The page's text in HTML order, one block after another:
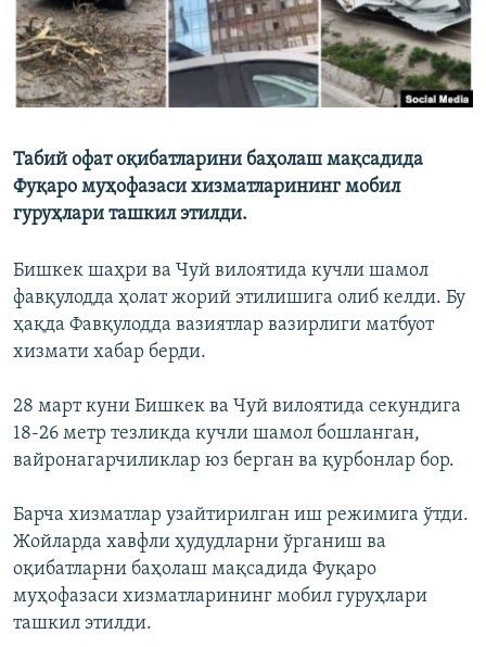
Табий офат оқибатларини баҳолаш мақсадида
Фуқаро муҳофазаси хизматларининг мобил
гуруҳлари ташкил этилди.
Бишкек шаҳри ва Чуй вилоятида кучли шамол
фавқулодда ҳолат жорий этилишига олиб келди. Бу
ҳақда Фавқулодда вазиятлар вазирлиги матбуот
хизмати хабар берди.
28 март куни Бишкек ва Чуй вилоятида секундига
18-26 метр тезликда кучли шамол бошланган,
вайронагарчиликлар юз берган ва қурбонлар бор.
Барча хизматлар узайтирилган иш режимига ўтди.
Жойларда хавфли ҳудудларни ўрганиш ва
оқибатларни баҳолаш мақсадида Фуқаро
муҳофазаси хизматларининг мобил гуруҳлари
ташкил этилди.